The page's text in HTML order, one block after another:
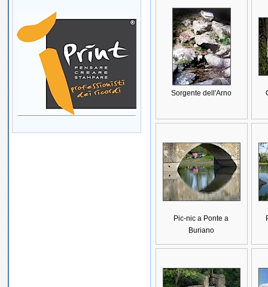
Sorgente dell'Arno
Pic-nic a Ponte a
Buriano